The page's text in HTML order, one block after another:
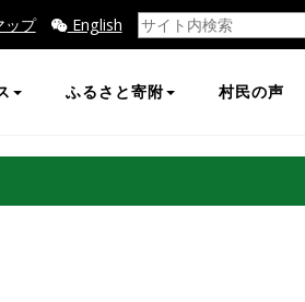
プ English
ふるさと寄附 村民の声